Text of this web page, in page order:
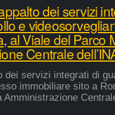
dei servizi
e
al Viale del Parco
Centrale
dei servizi integrati di
immobiliare sito a